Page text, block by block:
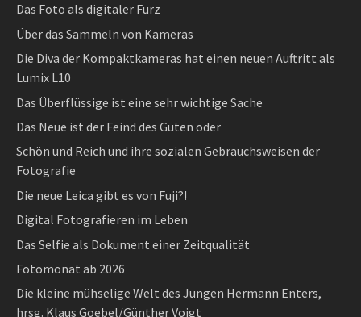
Das Foto als digitaler Furz
Über das Sammeln von Kameras
Die Diva der Kompaktkameras hat einen neuen Auftritt als
Lumix L10
Das Überflüssige ist eine sehr wichtige Sache
Das Neue ist der Feind des Guten oder
Schön und Reich und ihre sozialen Gebrauchsweisen der
Fotografie
Die neue Leica gibt es von Fuji?!
Digital Fotografieren im Leben
Das Selfie als Dokument einer Zeitqualität
Fotomonat ab 2026
Die kleine mühselige Welt des Jungen Hermann Enters,
hrsg. Klaus Goebel/Günther Voigt